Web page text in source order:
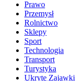
Prawo
Przemysł
Rolnictwo
Sklepy
Sport
Technologia
Transport
Turystyka
Ukryte Zajawki